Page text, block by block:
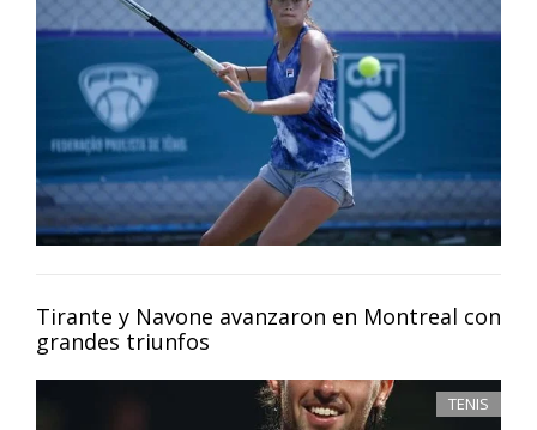
Tirante y Navone avanzaron en Montreal con
grandes triunfos
TENIS